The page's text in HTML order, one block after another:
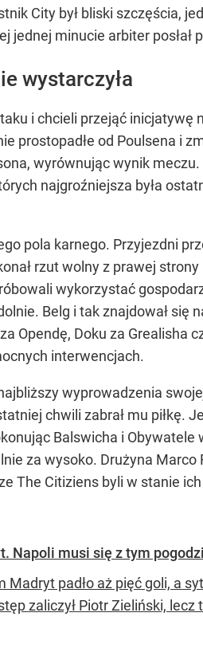
City był bliski szczęścia,
minucie arbiter posłał
wystarczyła
i chcieli przejąć inicjatywę
prostopadłe od Poulsena i
wyrównując wynik
najgroźniejsza była
pola karnego. Przyjezdni
rzut wolny z prawej
wykorzystać
Belg i tak znajdował
Opendę, Doku za Grealisha
interwencjach.
wyprowadzenia
chwili zabrał mu piłkę.
Balswicha i
za wysoko. Drużyna
The Citiziens byli w stanie
Napoli musi się z tym
Madryt padło aż pięć goli, a
zaliczył Piotr Zieliński, lecz